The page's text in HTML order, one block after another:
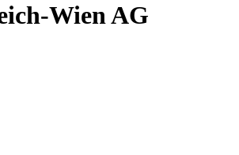
Wien AG